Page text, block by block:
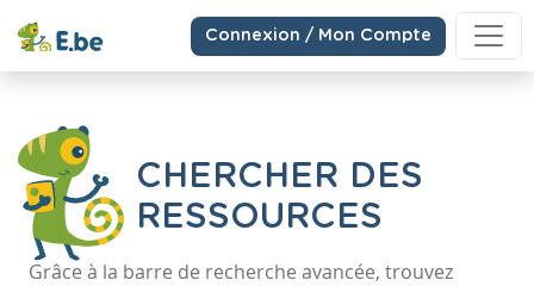
Connexion / Mon Compte
CHERCHER DES
RESSOURCES
Grâce à la barre de recherche avancée, trouvez